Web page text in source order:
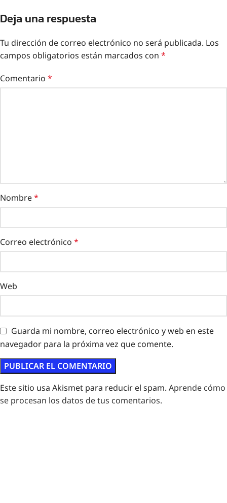
Deja una respuesta
Tu dirección de correo electrónico no será publicada. Los
campos obligatorios están marcados con *
Comentario *
Nombre*
Correo electrónico *
Web
Guarda mi nombre, correo electrónico y web en este
navegador para la próxima vez que comente.
Este sitio usa Akismet para reducir el spam. Aprende cómo
se procesan los datos de tus comentarios.